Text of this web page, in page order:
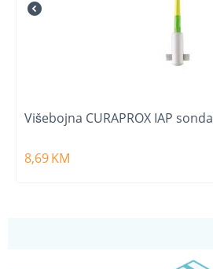
Višebojna CURAPROX IAP sonda
8,69KM